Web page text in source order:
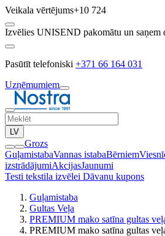
Veikala vērtējums+10 724
Izvēlies UNISEND pakomātu un saņem
Pasūtīt telefoniski +371 66 164 031
Uzņēmumiem
LV
Grozs
GuļamistabaVannas istabaBērniem
izstrādājumiAkcijasJaunumi
Testi tekstila izvēlei Dāvanu kupons
Guļamistaba
Gultas Veļa
PREMIUM mako satīna gultas
PREMIUM mako satīna gultas